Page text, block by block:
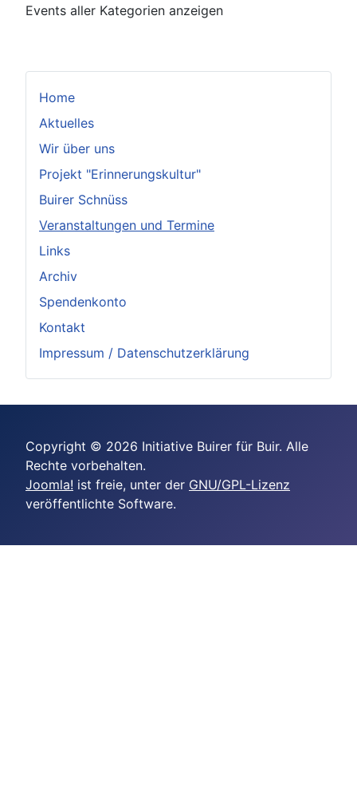
Home
Aktuelles
Wir über uns
Projekt "Erinnerungskultur"
Buirer Schnüss
Veranstaltungen und Termine
Links
Archiv
Spendenkonto
Kontakt
Impressum / Datenschutzerklärung
Events aller Kategorien anzeigen
Copyright © 2026 Initiative Buirer für Buir. Alle
Rechte vorbehalten.
Joomla! ist freie, unter der GNU/GPL-Lizenz
veröffentlichte Software.